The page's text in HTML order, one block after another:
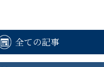
全ての記事